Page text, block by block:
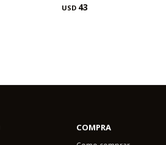
USD 43
COMPRA